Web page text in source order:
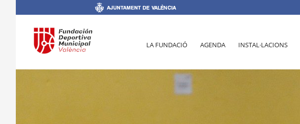
LA FUNDACIÓ AGENDA INSTAL·LACIONS